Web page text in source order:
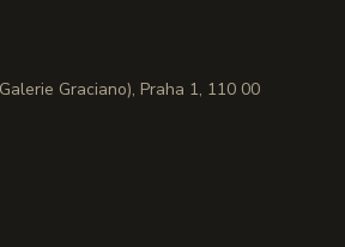
Graciano), Praha 1, 110 00